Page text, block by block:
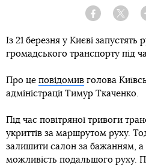
Facebook
Із 21 березня у Києві запустять
громадського транспорту під
Про це повідомив голова
адміністрації Тимур Ткаченко.
Під час повітряної тривоги
укриттів за маршрутом руху.
залишити салон за бажанням, а
можливість подальшого руху.